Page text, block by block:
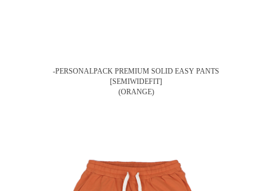
-PERSONALPACK PREMIUM SOLID EASY PANTS
[SEMIWIDEFIT]
(ORANGE)